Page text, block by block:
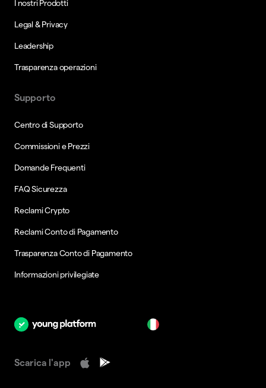
I nostri Prodotti
Legal & Privacy
Leadership
Trasparenza operazioni
Supporto
Centro di Supporto
Commissioni e Prezzi
Domande Frequenti
FAQ Sicurezza
Reclami Crypto
Reclami Conto di Pagamento
Trasparenza Conto di Pagamento
Informazioni privilegiate
Scarica l'app